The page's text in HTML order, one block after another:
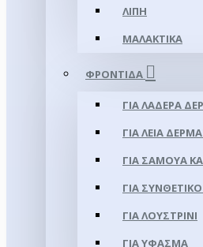
ΛΊΠΗ
ΜΑΛΑΚΤΙΚΆ
ΦΡΟΝΤΊΔΑ
ΓΙΑ ΛΑΔΕΡΆ
ΓΙΑ ΛΕΊΑ
ΓΙΑ ΣΑΜΟΥΑ
ΓΙΑ
ΓΙΑ ΛΟΥΣΤΡΊΝΙ
ΓΙΑ ΥΦΑΣΜΑ